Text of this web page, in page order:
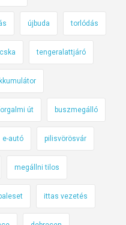
újbuda torlódás
tengeralattjáró
út buszmegálló
e-autó pilisvörösvár
megállni tilos
ittas vezetés